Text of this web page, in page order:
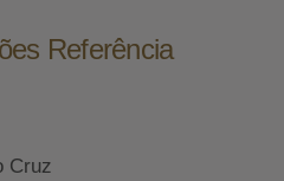
Referência
Cruz